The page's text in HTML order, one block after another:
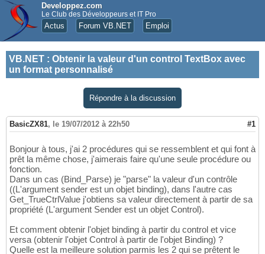
Developpez.com
Le Club des Développeurs et IT Pro
Actus Forum VB.NET Emploi
VB.NET : Obtenir la valeur d'un control TextBox avec
un format personnalisé
Répondre à la discussion
BasicZX81, le 19/07/2012 à 22h50 #1
Bonjour à tous, j'ai 2 procédures qui se ressemblent et qui font à
prêt la même chose, j'aimerais faire qu'une seule procédure ou
fonction.
Dans un cas (Bind_Parse) je "parse" la valeur d'un contrôle
((L'argument sender est un objet binding), dans l'autre cas
Get_TrueCtrlValue j'obtiens sa valeur directement à partir de sa
propriété (L'argument Sender est un objet Control).
Et comment obtenir l'objet binding à partir du control et vice
versa (obtenir l'objet Control à partir de l'objet Binding) ?
Quelle est la meilleure solution parmis les 2 qui se prêtent le